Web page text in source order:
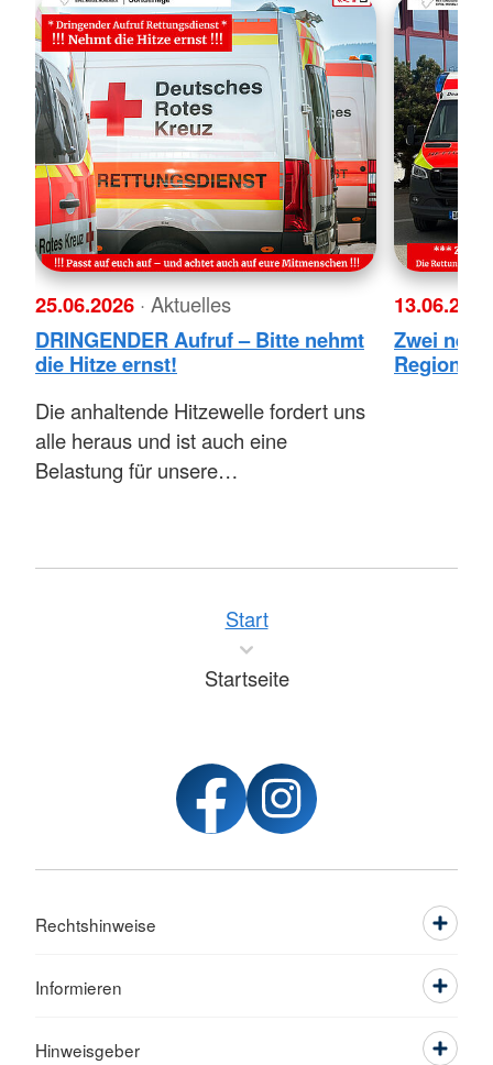
25.06.2026 · Aktuelles
DRINGENDER Aufruf – Bitte nehmt
die Hitze ernst!
Die anhaltende Hitzewelle fordert uns
alle heraus und ist auch eine
Belastung für unsere…
Zwei
Region
Start
Startseite
Rechtshinweise
Informieren
Hinweisgeber